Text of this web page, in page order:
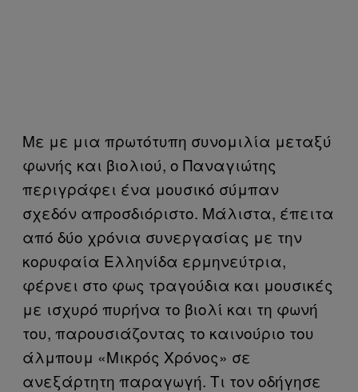
Με με μια πρωτότυπη συνομιλία μεταξύ
φωνής και βιολιού, ο Παναγιώτης
περιγράφει ένα μουσικό σύμπαν
σχεδόν απροσδιόριστο. Μάλιστα, έπειτα
από δύο χρόνια συνεργασίας με την
κορυφαία Ελληνίδα ερμηνεύτρια,
φέρνει στο φως τραγούδια και μουσικές
με ισχυρό πυρήνα το βιολί και τη φωνή
του, παρουσιάζοντας το καινούριο του
άλμπουμ «Μικρός Χρόνος» σε
ανεξάρτητη παραγωγή. Τι τον οδήγησε